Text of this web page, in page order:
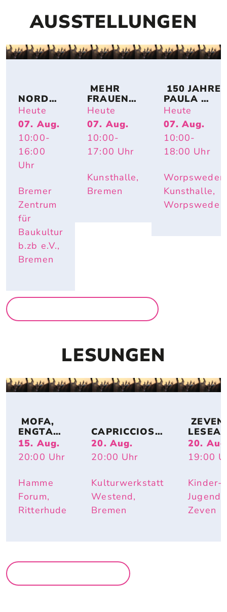
AUSSTELLUNGEN
NORDSE
E IM
UMBAU
– A
TOPOGR
APHY
OF
CHANGE
Heute
07. Aug.
10:00-
16:00
Uhr
Bremer
Zentrum
für
Baukultur
b.zb e.V.,
Bremen
MEHR
FRAUEN!
BREMER
KÜNSTLE
RINNEN
AUF
PAPIER
Heute
07. Aug.
10:00-
17:00 Uhr
Kunsthalle,
Bremen
150 JAHRE
PAULA
MODERSO
HN-
BECKER:
IMPULS
PAULA –
LONGEVIAL
Heute
07. Aug.
10:00-
18:00 Uhr
Worpsweder
Kunsthalle,
Worpswede
LESUNGEN
MOFA,
ENGTANZ
,
BUNDESJ
UGENDS
15. Aug.
20:00 Uhr
Hamme
Forum,
Ritterhude
CAPRICCIOSO
: EVA
STRITTMATT
ER
20. Aug.
20:00 Uhr
Kulturwerkstatt
Westend,
Bremen
DE:
MIRIAM
DOCH
SCHÖN
HIER
20.
19:00
Kinder-
Zeven